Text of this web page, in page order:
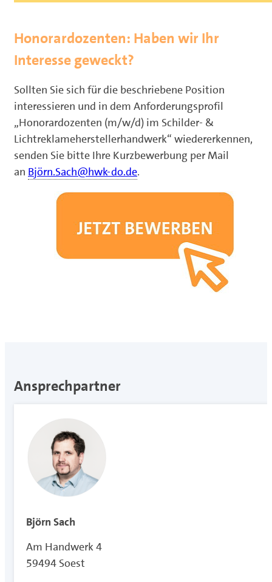
Honorardozenten: Haben wir Ihr
Interesse geweckt?
Sollten Sie sich für die beschriebene Position
interessieren und in dem Anforderungsprofil
„Honorardozenten (m/w/d) im Schilder- &
Lichtreklameherstellerhandwerk“ wiedererkennen,
senden Sie bitte Ihre Kurzbewerbung per Mail
an Björn.Sach@hwk-do.de.
Ansprechpartner
Björn Sach
Am Handwerk 4
59494 Soest